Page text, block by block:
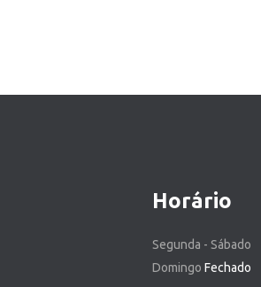
Horário
Segunda - Sábado
Domingo Fechado